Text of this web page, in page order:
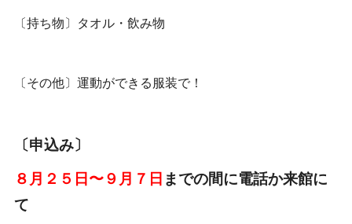
〔持ち物〕タオル・飲み物
〔その他〕運動ができる服装で！
〔申込み〕
８月２５日〜９月７日 までの間に電話か来館に
て